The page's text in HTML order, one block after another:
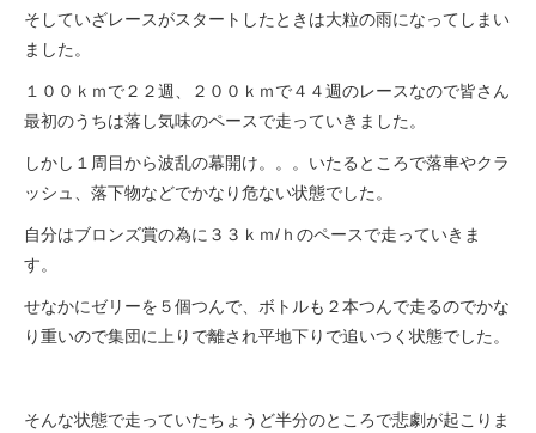
そしていざレースがスタートしたときは大粒の雨になってしまい
ました。
１００ｋｍで２２週、２００ｋｍで４４週のレースなので皆さん
最初のうちは落し気味のペースで走っていきました。
しかし１周目から波乱の幕開け。。。いたるところで落車やクラ
ッシュ、落下物などでかなり危ない状態でした。
自分はブロンズ賞の為に３３ｋｍ/ｈのペースで走っていきま
す。
せなかにゼリーを５個つんで、ボトルも２本つんで走るのでかな
り重いので集団に上りで離され平地下りで追いつく状態でした。
そんな状態で走っていたちょうど半分のところで悲劇が起こりま